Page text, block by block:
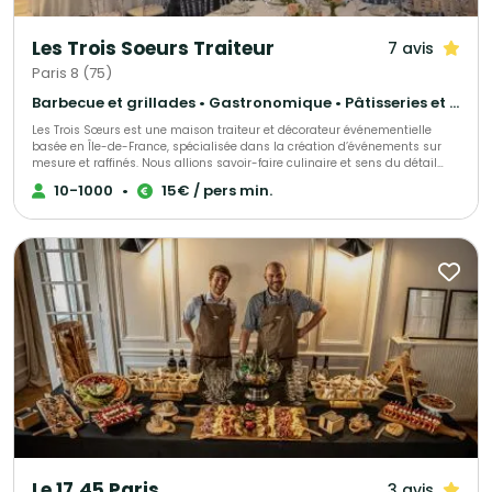
Les Trois Soeurs Traiteur 7 avis
Paris 8 (75)
Barbecue et grillades • Gastronomique • Pâtisseries et desserts
Les Trois Sœurs est une maison traiteur et décorateur événementielle
basée en Île-de-France, spécialisée dans la création d’événements sur
mesure et raffinés. Nous allions savoir-faire culinaire et sens du détail
décoratif pour sublimer mariages, fiançailles et autres célébrations
privées, tout comme séminaires, inauguration et autre type d'événements
décoration florale et scénographique à la gastronomie haut de gamme,
notre équipe met son expertise et sa passion au service de vos plus
beaux moments.
10-1000 • 15€ / pers min.